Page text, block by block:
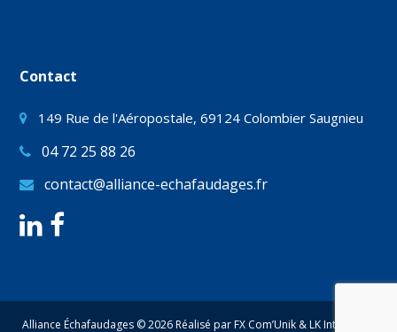
Contact
149 Rue de l'Aéropostale, 69124 Colombier Saugnieu
04 72 25 88 26
contact@alliance-echafaudages.fr
Alliance Échafaudages © 2026 Réalisé parFX Com’Unik&LK Interactive